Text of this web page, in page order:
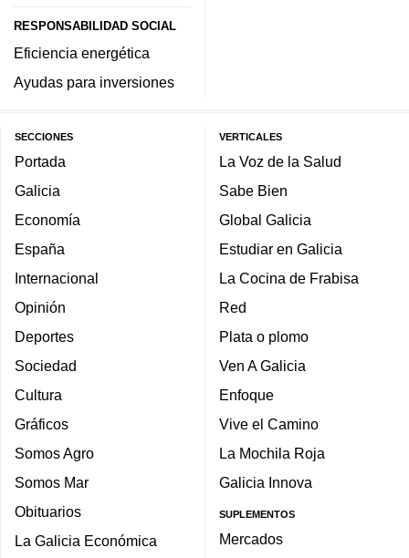
RESPONSABILIDAD SOCIAL
Eficiencia energética
Ayudas para inversiones
SECCIONES
Portada
Galicia
Economía
España
Internacional
Opinión
Deportes
Sociedad
Cultura
Gráficos
Somos Agro
Somos Mar
Obituarios
La Galicia Económica
VERTICALES
La Voz de la Salud
Sabe Bien
Global Galicia
Estudiar en Galicia
La Cocina de Frabisa
Red
Plata o plomo
Ven A Galicia
Enfoque
Vive el Camino
La Mochila Roja
Galicia Innova
SUPLEMENTOS
Mercados